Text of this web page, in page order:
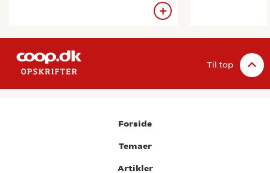
Til top
Forside
Temaer
Artikler